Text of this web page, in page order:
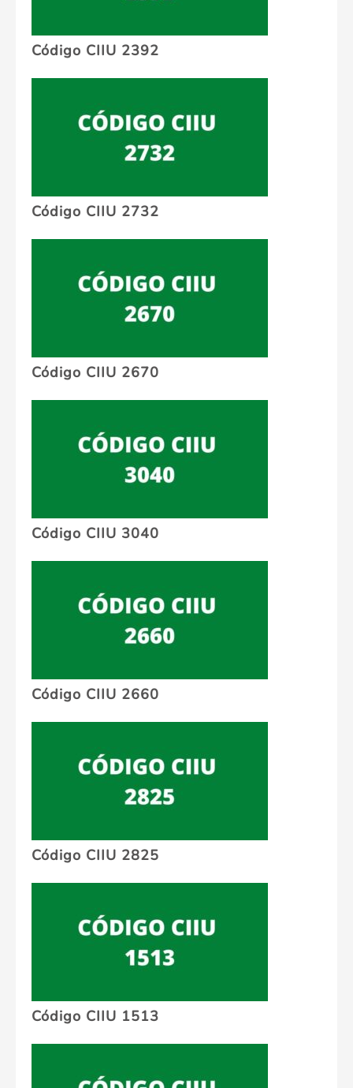
Código CIIU 2392
Código CIIU 2732
Código CIIU 2670
Código CIIU 3040
Código CIIU 2660
Código CIIU 2825
Código CIIU 1513